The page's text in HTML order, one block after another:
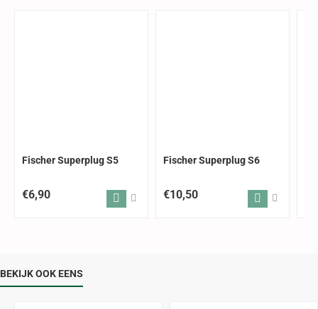
Fischer Superplug S5
€6,90
Fischer Superplug S6
€10,50
BEKIJK OOK EENS